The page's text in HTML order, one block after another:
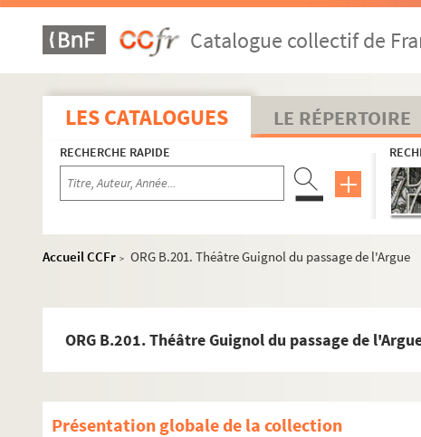
Catalogue collectif de
LES CATALOGUES LE RÉPERTOIRE
RECHERCHE RAPIDE
Accueil CCFr > ORG B.201. Théâtre Guignol du passage de l'Argue
ORG B.201. Théâtre Guignol du passage de
Présentation globale de la collection